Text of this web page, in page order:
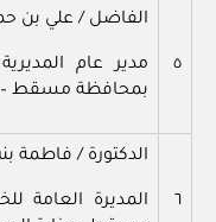
٥
الفاضل / علي بن
مدير عام
بمحافظة مسقط –
٦
الدكتورة / فاطمة
المديرة العامة